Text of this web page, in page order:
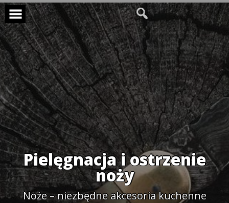
Skip
to
content
Pielęgnacja i ostrzenie
noży
Noże – niezbędne akcesoria kuchenne